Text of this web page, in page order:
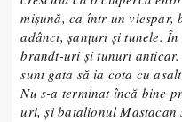
mișună, ca într-un viespar,
adânci, șanțuri și tunele.
brandt-uri și tunuri anticar.
sunt gata să ia cota cu
Nu s-a terminat încă bine
uri, și batalionul Mastacan